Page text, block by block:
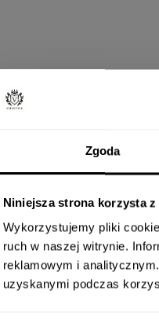
Zgoda
Niniejsza strona korzysta
Wykorzystujemy pliki
ruch w naszej witrynie.
reklamowym i
uzyskanymi podczas
Newsletter
Adres e-mail*